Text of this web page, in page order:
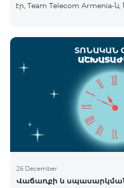
էր, Team Telecom
կունենա փուլային
ցանցը կանջատվի Տավուշի
2026թ.-ի հունվարի 15-ից:
անխափան
նպատակով շարունակում է
առաջարկ, որը
բերել նոր
հեռախոսնե
26 December
Վաճառքի և